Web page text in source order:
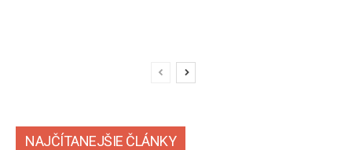
NAJČÍTANEJŠIE ČLÁNKY